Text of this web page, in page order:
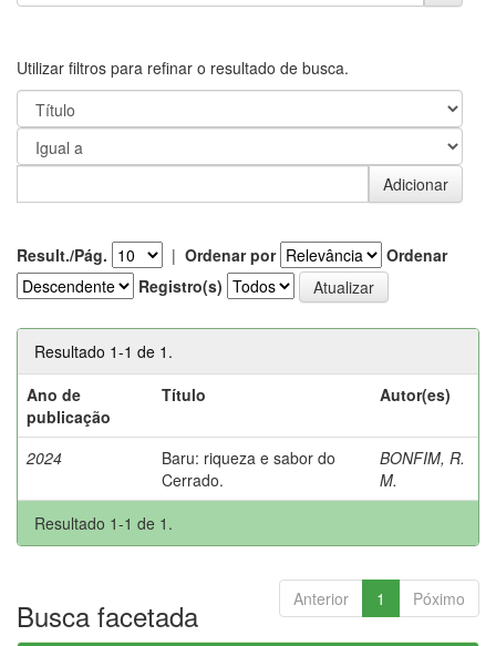
Utilizar filtros para refinar o resultado de busca.
Result./Pág. | Ordenar por
Ordenar
Registro(s)
Resultado 1-1 de 1.
Ano de
publicação
Título Autor(es)
2024
Baru: riqueza e sabor do
Cerrado.
BONFIM, R.
M.
Resultado 1-1 de 1.
Anterior 1 Póximo
Busca facetada